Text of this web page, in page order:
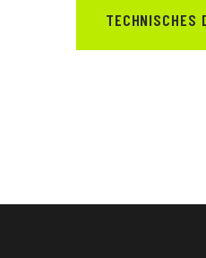
TECHNISCHES